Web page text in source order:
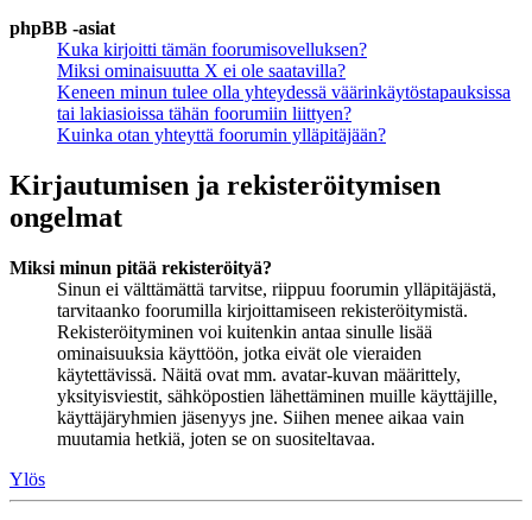
phpBB -asiat
Kuka kirjoitti tämän foorumisovelluksen?
Miksi ominaisuutta X ei ole saatavilla?
Keneen minun tulee olla yhteydessä väärinkäytöstapauksissa
tai lakiasioissa tähän foorumiin liittyen?
Kuinka otan yhteyttä foorumin ylläpitäjään?
Kirjautumisen ja rekisteröitymisen
ongelmat
Miksi minun pitää rekisteröityä?
Sinun ei välttämättä tarvitse, riippuu foorumin ylläpitäjästä,
tarvitaanko foorumilla kirjoittamiseen rekisteröitymistä.
Rekisteröityminen voi kuitenkin antaa sinulle lisää
ominaisuuksia käyttöön, jotka eivät ole vieraiden
käytettävissä. Näitä ovat mm. avatar-kuvan määrittely,
yksityisviestit, sähköpostien lähettäminen muille käyttäjille,
käyttäjäryhmien jäsenyys jne. Siihen menee aikaa vain
muutamia hetkiä, joten se on suositeltavaa.
Ylös